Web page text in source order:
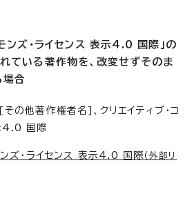
モンズ・ライセンス 表示4.0 国際」の
ている著作物を、改変せずそのま
場合
の他著作権者名]、クリエイティブ・コ
4.0 国際
ンズ・ライセンス 表示4.0 国際 （外部リ